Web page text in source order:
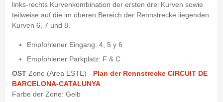
links-rechts Kurvenkombination der ersten drei Kurven sowie
teilweise auf die im oberen Bereich der Rennstrecke liegenden
Kurven 6, 7 und 8.
Empfohlener Eingang: 4, 5 y 6
Empfohlener Parkplatz: F & C
OST Zone (Area ESTE) - Plan der Rennstrecke CIRCUIT DE
BARCELONA-CATALUNYA
Farbe der Zone: Gelb